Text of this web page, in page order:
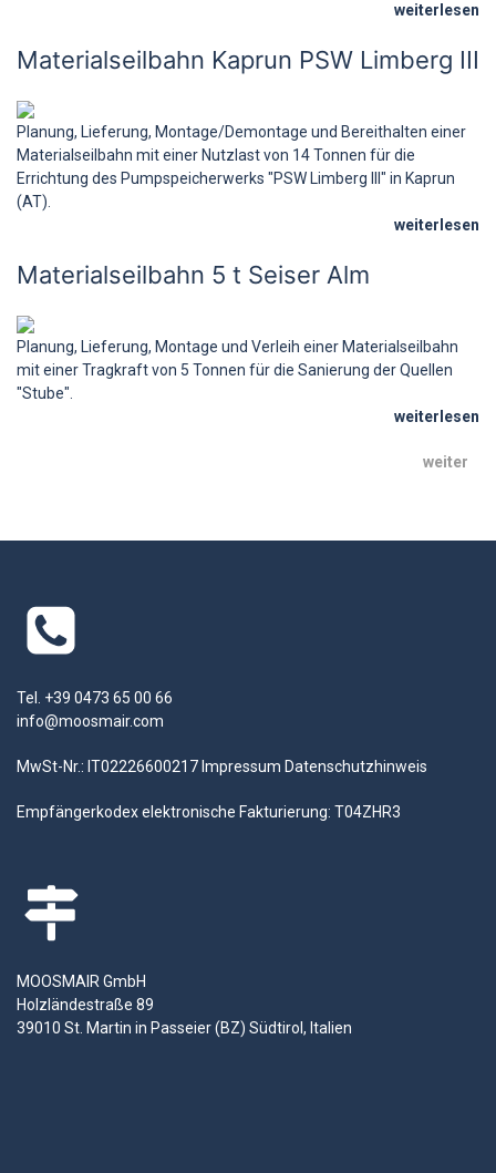
weiterlesen
Materialseilbahn Kaprun PSW Limberg III
Planung, Lieferung, Montage/Demontage und Bereithalten einer
Materialseilbahn mit einer Nutzlast von 14 Tonnen für die
Errichtung des Pumpspeicherwerks "PSW Limberg III" in Kaprun
(AT).
weiterlesen
Materialseilbahn 5 t Seiser Alm
Planung, Lieferung, Montage und Verleih einer Materialseilbahn
mit einer Tragkraft von 5 Tonnen für die Sanierung der Quellen
"Stube".
weiterlesen
weiter
Tel. +39 0473 65 00 66
info@moosmair.com
MwSt-Nr.: IT02226600217 Impressum Datenschutzhinweis
Empfängerkodex elektronische Fakturierung: T04ZHR3
MOOSMAIR GmbH
Holzländestraße 89
39010 St. Martin in Passeier (BZ) Südtirol, Italien